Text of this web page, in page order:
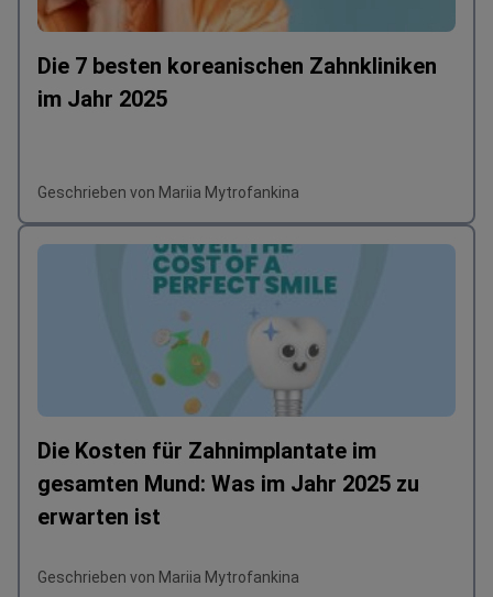
Die 7 besten koreanischen Zahnkliniken
im Jahr 2025
Geschrieben von Mariia Mytrofankina
Die Kosten für Zahnimplantate im
gesamten Mund: Was im Jahr 2025 zu
erwarten ist
Geschrieben von Mariia Mytrofankina